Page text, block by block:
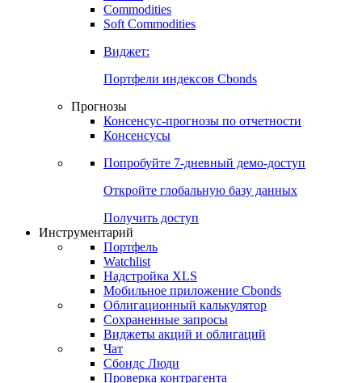
Commodities
Золото
Бензин
Soft Commodities
Виджет:
Портфели индексов Cbonds
Прогнозы
Консенсусы
Попробуйте7-дневный
Откройте глобальную базу данных
Получить доступ
Инструментарий
Портфель
Watchlist
Надстройка XLS
Мобильное приложение Cbonds
Облигационный калькулятор
Сохраненные запросы